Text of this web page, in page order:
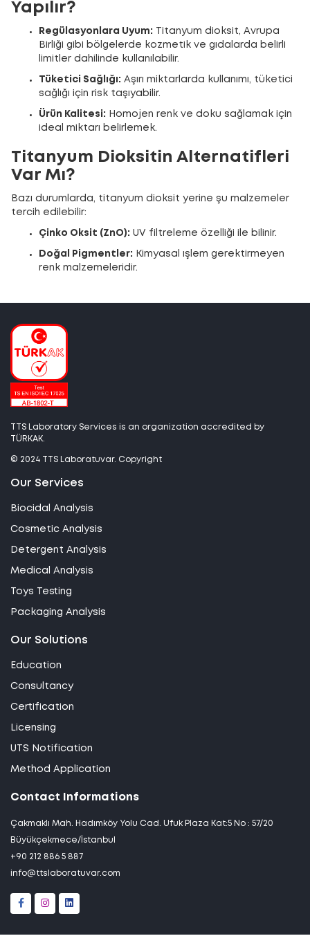
Yapılır?
Regülasyonlara Uyum: Titanyum dioksit, Avrupa
Birliği gibi bölgelerde kozmetik ve gıdalarda belirli
limitler dahilinde kullanılabilir.
Tüketici Sağlığı: Aşırı miktarlarda kullanımı, tüketici
sağlığı için risk taşıyabilir.
Ürün Kalitesi: Homojen renk ve doku sağlamak için
ideal miktarı belirlemek.
Titanyum Dioksitin Alternatifleri
Var Mı?
Bazı durumlarda, titanyum dioksit yerine şu malzemeler
tercih edilebilir:
Çinko Oksit (ZnO): UV filtreleme özelliği ile bilinir.
Doğal Pigmentler: Kimyasal ışlem gerektirmeyen
renk malzemeleridir.
TTS Laboratory Services is an organization accredited by
TÜRKAK.
© 2024 TTS Laboratuvar. Copyright
Our Services
Biocidal Analysis
Cosmetic Analysis
Detergent Analysis
Medical Analysis
Toys Testing
Packaging Analysis
Our Solutions
Education
Consultancy
Certification
Licensing
UTS Notification
Method Application
Contact Informations
Çakmaklı Mah. Hadımköy Yolu Cad. Ufuk Plaza Kat:5 No : 57/20
Büyükçekmece/İstanbul
+90 212 886 5 887
info@ttslaboratuvar.com